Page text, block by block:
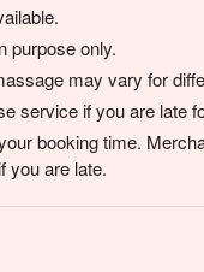
purpose only.
may vary for
service if you are late
booking time.
you are late.